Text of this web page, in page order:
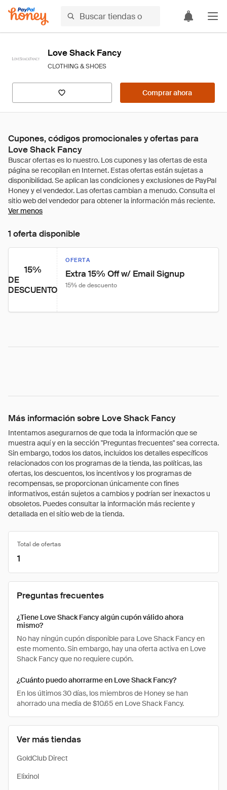
Love Shack Fancy
CLOTHING & SHOES
Comprar ahora
Cupones, códigos promocionales y ofertas para
Love Shack Fancy
Ver menos
1 oferta disponible
15%
DE
DESCUENTO
OFERTA
Extra 15% Off w/ Email Signup
15% de descuento
Más información sobre Love Shack Fancy
Intentamos asegurarnos de que toda la información que se
muestra aquí y en la sección "Preguntas frecuentes" sea correcta.
Sin embargo, todos los datos, incluidos los detalles específicos
relacionados con los programas de la tienda, las políticas, las
ofertas, los descuentos, los incentivos y los programas de
recompensas, se proporcionan únicamente con fines
informativos, están sujetos a cambios y podrían ser inexactos u
obsoletos. Puedes consultar la información más reciente y
detallada en el sitio web de la tienda.
Ver más tiendas
GoldClub Direct
Elixinol
Total de ofertas
1
Preguntas frecuentes
¿Tiene Love Shack Fancy algún cupón válido ahora
mismo?
No hay ningún cupón disponible para Love Shack Fancy en
este momento. Sin embargo, hay una oferta activa en Love
Shack Fancy que no requiere cupón.
¿Cuánto puedo ahorrarme en Love Shack Fancy?
En los últimos 30 días, los miembros de Honey se han
ahorrado una media de $10.65 en Love Shack Fancy.